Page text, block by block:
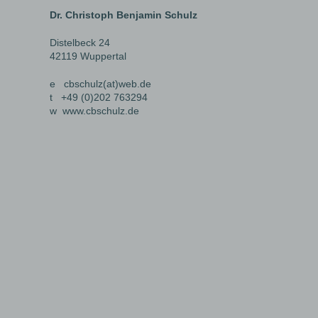
Dr. Christoph Benjamin Schulz
Distelbeck 24
42119 Wuppertal
e cbschulz(at)web.de
t +49 (0)202 763294
w www.cbschulz.de